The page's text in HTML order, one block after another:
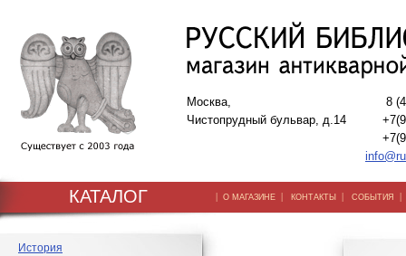
Москва,
Чистопрудный бульвар, д.14
8
КАТАЛОГ | О МАГАЗИНЕ | КОНТАКТЫ | СОБЫТИЯ
История